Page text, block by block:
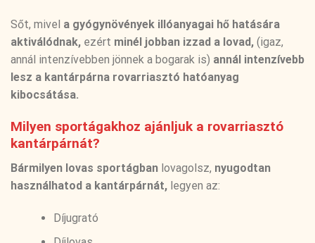
Sőt, mivel a gyógynövények illóanyagai hő hatására
aktiválódnak, ezért minél jobban izzad a lovad, (igaz,
annál intenzívebben jönnek a bogarak is) annál intenzívebb
lesz a kantárpárna rovarriasztó hatóanyag
kibocsátása.
Milyen sportágakhoz ajánljuk a rovarriasztó
kantárpárnát?
Bármilyen lovas sportágban lovagolsz, nyugodtan
használhatod a kantárpárnát, legyen az:
Díjugrató